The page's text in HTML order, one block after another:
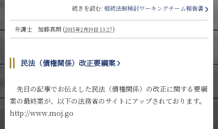
続きを読む: 相続法制検討ワーキングチーム報告書
弁護士 加藤真朗 (2015年2月19日 13:27)
民法（債権関係）改正要綱案
先日の記事でお伝えした民法（債権関係）の改正に関する要綱
案の最終案が、以下の法務省のサイトにアップされております。
http://www.moj.go